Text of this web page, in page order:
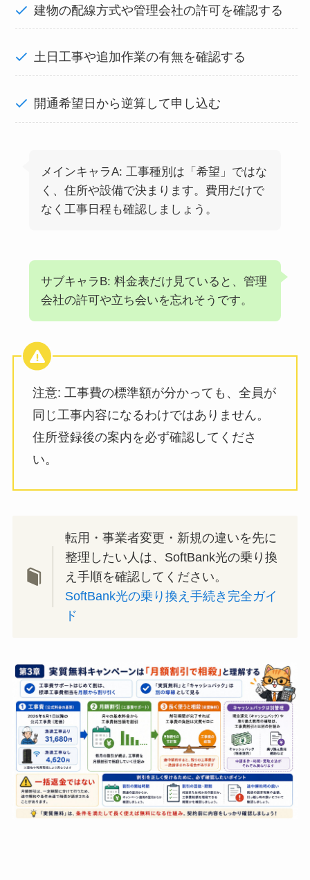
建物の配線方式や管理会社の許可を確認する
土日工事や追加作業の有無を確認する
開通希望日から逆算して申し込む
メインキャラA: 工事種別は「希望」ではな
く、住所や設備で決まります。費用だけで
なく工事日程も確認しましょう。
サブキャラB: 料金表だけ見ていると、管理
会社の許可や立ち会いを忘れそうです。
注意: 工事費の標準額が分かっても、全員が
同じ工事内容になるわけではありません。
住所登録後の案内を必ず確認してくださ
い。
転用・事業者変更・新規の違いを先に
整理したい人は、SoftBank光の乗り換
え手順を確認してください。
SoftBank光の乗り換え手続き完全ガイ
ド